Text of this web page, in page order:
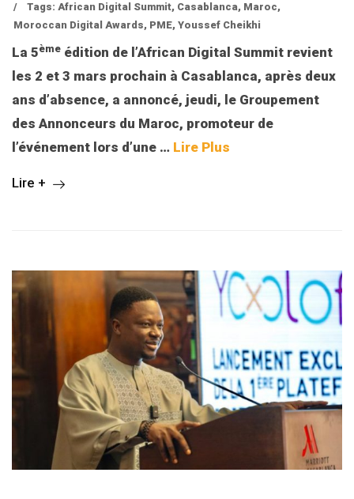
/
Tags: African Digital Summit, Casablanca, Maroc,
Moroccan Digital Awards, PME, Youssef Cheikhi
La 5ème édition de l’African Digital Summit revient
les 2 et 3 mars prochain à Casablanca, après deux
ans d’absence, a annoncé, jeudi, le Groupement
des Annonceurs du Maroc, promoteur de
l’événement lors d’une … Lire Plus
Lire +